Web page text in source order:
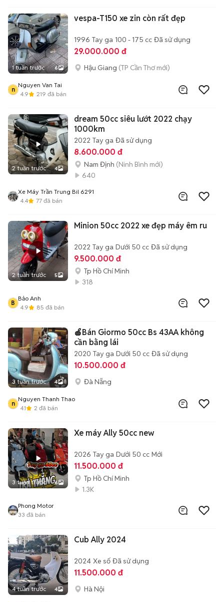
1 tuần trước 6
vespa-T150 xe zin còn rất đẹp
1996 Tay ga 100 - 175 cc Đã sử dụng
29.000.000 đ
Hậu Giang (TP Cần Thơ mới)
n
Nguyen Van Tai
4.9
219 đã bán
2 tuần trước 4
dream 50cc siêu lướt 2022 chạy
1000km
2022 Tay ga Đã sử dụng
8.600.000 đ
Nam Định (Ninh Bình mới)
640
Xe Máy Trần Trung Bil 6291
4.4
77 đã bán
2 tuần trước 5
Minion 50cc 2022 xe đẹp máy êm ru
2022 Tay ga Dưới 50 cc Đã sử dụng
9.500.000 đ
Tp Hồ Chí Minh
318
B
Bảo Anh
4.9
85 đã bán
3 tuần trước 4
🍎Bán Giormo 50cc Bs 43AA không
cần bằng lái
2020 Tay ga Dưới 50 cc Đã sử dụng
10.500.000 đ
Đà Nẵng
n
Nguyen Thanh Thao
4.1
2 đã bán
3 tuần trước 6
Xe máy Ally 50cc new
2026 Tay ga Dưới 50 cc Mới
11.500.000 đ
Tp Hồ Chí Minh
1.3K
Phong Motor
33 đã bán
4 tuần trước 4
Cub Ally 2024
2024 Xe số Đã sử dụng
11.500.000 đ
Hà Nội